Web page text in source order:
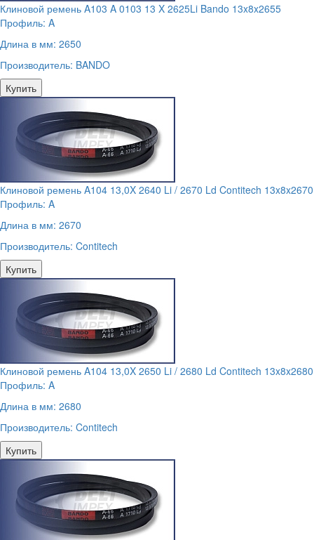
Клиновой ремень A103 A 0103 13 X 2625Li Bando 13x8x2655
Профиль: A
Длина в мм: 2650
Производитель: BANDO
Купить
Клиновой ремень A104 13,0X 2640 Li / 2670 Ld Contitech 13x8x2670
Профиль: A
Длина в мм: 2670
Производитель: Contitech
Купить
Клиновой ремень A104 13,0X 2650 Li / 2680 Ld Contitech 13x8x2680
Профиль: A
Длина в мм: 2680
Производитель: Contitech
Купить